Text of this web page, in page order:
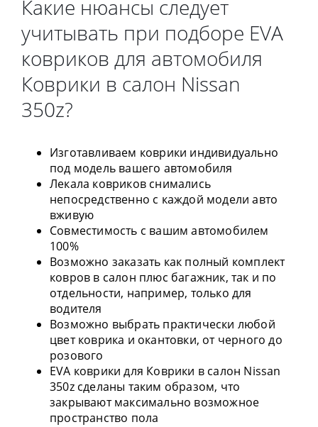
Какие нюансы следует
учитывать при подборе EVA
ковриков для автомобиля
Коврики в салон Nissan
350z?
Изготавливаем коврики индивидуально
под модель вашего автомобиля
Лекала ковриков снимались
непосредственно с каждой модели авто
вживую
Совместимость с вашим автомобилем
100%
Возможно заказать как полный комплект
ковров в салон плюс багажник, так и по
отдельности, например, только для
водителя
Возможно выбрать практически любой
цвет коврика и окантовки, от черного до
розового
EVA коврики для Коврики в салон Nissan
350z сделаны таким образом, что
закрывают максимально возможное
пространство пола